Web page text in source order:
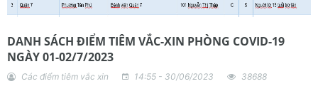
DANH SÁCH ĐIỂM TIÊM VẮC-XIN PHÒNG COVID-19
NGÀY 01-02/7/2023
Các điểm tiêm vắc xin 14:55 - 30/06/2023 38688